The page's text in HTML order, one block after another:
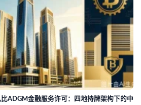
ADGM金融服务许可：四地持牌架构下的中